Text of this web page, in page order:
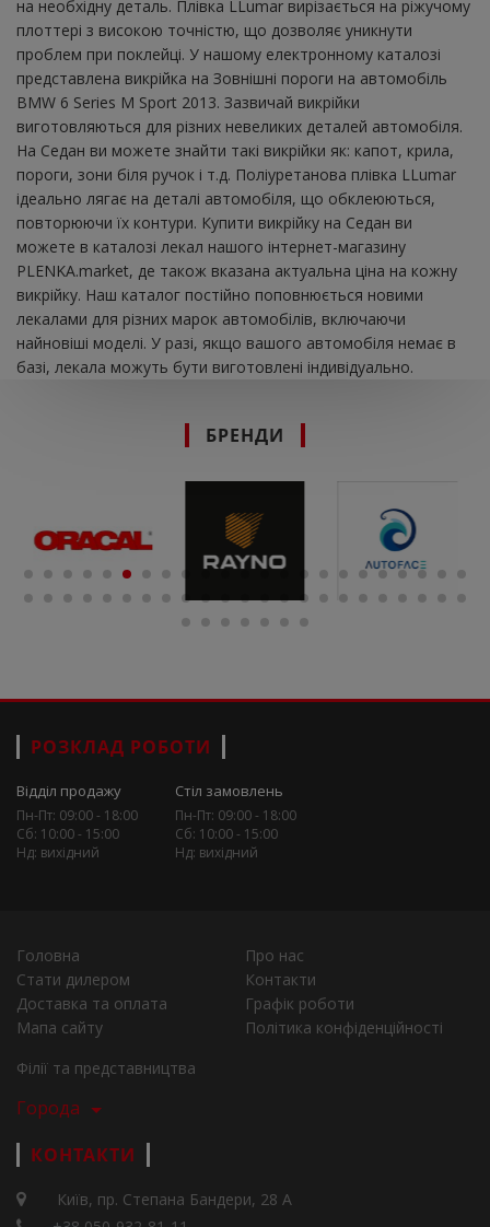
на необхідну деталь. Плівка LLumar вирізається на ріжучому
плоттері з високою точністю, що дозволяє уникнути
проблем при поклейці. У нашому електронному каталозі
представлена ​​викрійка на Зовнішні пороги на автомобіль
BMW 6 Series M Sport 2013. Зазвичай викрійки
виготовляються для різних невеликих деталей автомобіля.
На Седан ви можете знайти такі викрійки як: капот, крила,
пороги, зони біля ручок і т.д. Поліуретанова плівка LLumar
ідеально лягає на деталі автомобіля, що обклеюються,
повторюючи їх контури. Купити викрійку на Седан ви
можете в каталозі лекал нашого інтернет-магазину
PLENKA.market, де також вказана актуальна ціна на кожну
викрійку. Наш каталог постійно поповнюється новими
лекалами для різних марок автомобілів, включаючи
найновіші моделі. У разі, якщо вашого автомобіля немає в
базі, лекала можуть бути виготовлені індивідуально.
БРЕНДИ
РОЗКЛАД РОБОТИ
Відділ продажу
Пн-Пт: 09:00 - 18:00
Сб: 10:00 - 15:00
Нд: вихідний
Стіл замовлень
Пн-Пт: 09:00 - 18:00
Сб: 10:00 - 15:00
Нд: вихідний
Головна
Про нас
Стати дилером
Контакти
Доставка та оплата
Графік роботи
Мапа сайту
Політика конфіденційності
Філії та представництва
Города
КОНТАКТИ
Київ, пр. Степана Бандери, 28 А